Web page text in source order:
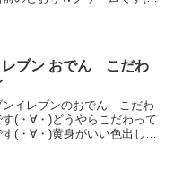
レブン おでん こだわ
ンイレブンのおでん こだわ
す(・∀・)どうやらこだわって
(・∀・)黄身がいい色出して